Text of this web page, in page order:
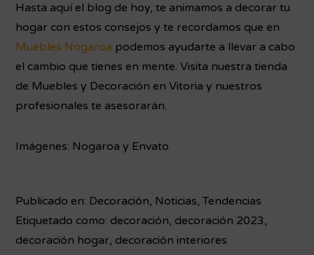
Hasta aquí el blog de hoy, te animamos a decorar tu
hogar con estos consejos y te recordamos que en
Muebles Nogaroa podemos ayudarte a llevar a cabo
el cambio que tienes en mente.Visita nuestra tienda
de Muebles y Decoración en Vitoria y nuestros
profesionales te asesorarán.
Imágenes: Nogaroa y Envato
Publicado en: Decoración, Noticias,Tendencias
Etiquetado como: decoración, decoración 2023,
decoración hogar, decoración interiores